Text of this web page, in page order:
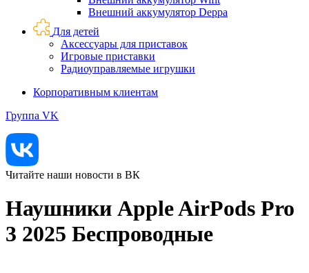
Внешний аккумулятор Deppa
Для детей
Аксессуары для приставок
Игровые приставки
Радиоуправляемые игрушки
Корпоративным клиентам
Группа VK
Читайте наши новости в ВК
Наушники Apple AirPods Pro
3 2025 Беспроводные